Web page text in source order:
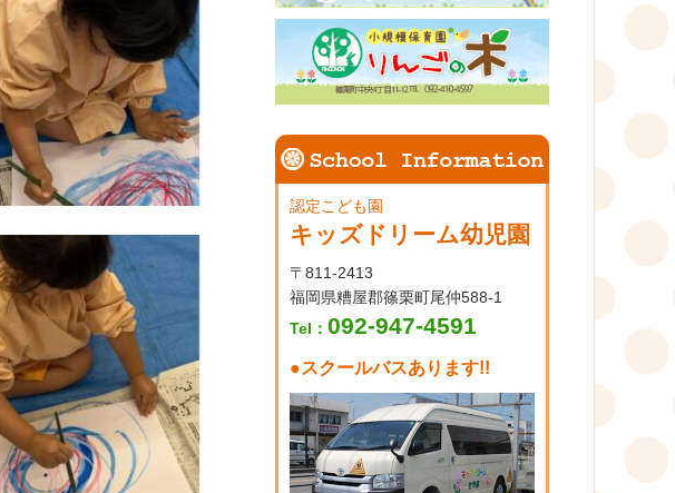
認定こども園
キッズドリーム幼児園
〒811-2413
福岡県糟屋郡篠栗町尾仲588-1
Tel：092-947-4591
●スクールバスあります!!